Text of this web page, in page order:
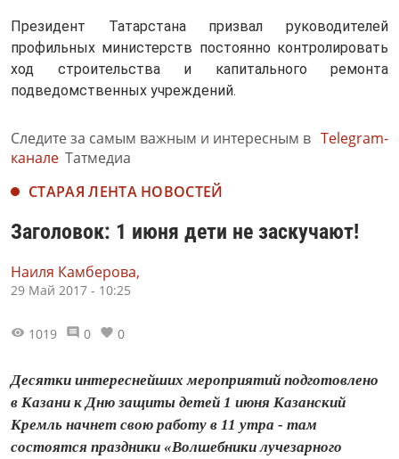
Президент Татарстана призвал руководителей
профильных министерств постоянно контролировать
ход строительства и капитального ремонта
подведомственных учреждений.
Следите за самым важным и интересным в Telegram-
канале Татмедиа
СТАРАЯ ЛЕНТА НОВОСТЕЙ
Заголовок: 1 июня дети не заскучают!
Наиля Камберова,
29 Май 2017 - 10:25
1019 0 0
Десятки интереснейших мероприятий подготовлено
в Казани к Дню защиты детей 1 июня Казанский
Кремль начнет свою работу в 11 утра - там
состоятся праздники «Волшебники лучезарного